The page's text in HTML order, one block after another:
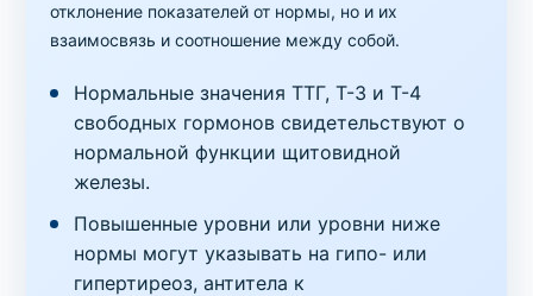
отклонение показателей от нормы, но и их
взаимосвязь и соотношение между собой.
Нормальные значения ТТГ, Т-3 и Т-4
свободных гормонов свидетельствуют о
нормальной функции щитовидной
железы.
Повышенные уровни или уровни ниже
нормы могут указывать на гипо- или
гипертиреоз, антитела к